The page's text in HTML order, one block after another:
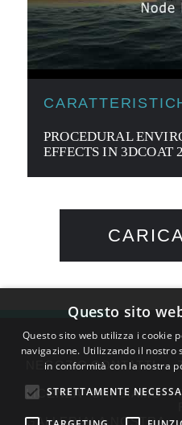
PROCEDURAL
EFFECTS IN 3DCOAT
NEGOZIO
LICENZA
GALLERIA
CONTATTI
CHI SIAMO
LA NOSTRA
Questo sito
Questo sito web utilizza i cookie
navigazione. Utilizzando il nostro
in conformità con la nostra
STRETTAMENTE